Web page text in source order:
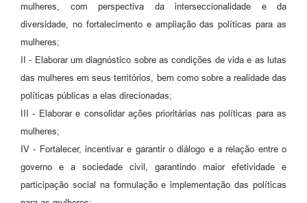
mulheres, com perspectiva da interseccionalidade e da
diversidade, no fortalecimento e ampliação das políticas para as
mulheres;
II - Elaborar um diagnóstico sobre as condições de vida e as lutas
das mulheres em seus territórios, bem como sobre a realidade das
políticas públicas a elas direcionadas;
III - Elaborar e consolidar ações prioritárias nas políticas para as
mulheres;
IV - Fortalecer, incentivar e garantir o diálogo e a relação entre o
governo e a sociedade civil, garantindo maior efetividade e
participação social na formulação e implementação das políticas